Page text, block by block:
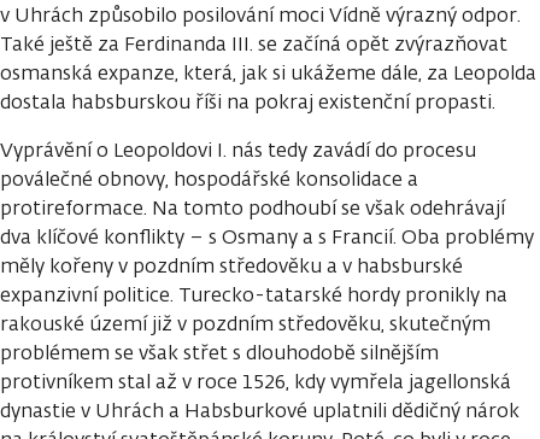
v Uhrách způsobilo posilování moci Vídně výrazný odpor.
Také ještě za Ferdinanda III. se začíná opět zvýrazňovat
osmanská expanze, která, jak si ukážeme dále, za Leopolda
dostala habsburskou říši na pokraj existenční propasti.
Vyprávění o Leopoldovi I. nás tedy zavádí do procesu
poválečné obnovy, hospodářské konsolidace a
protireformace. Na tomto podhoubí se však odehrávají
dva klíčové konflikty – s Osmany a s Francií. Oba problémy
měly kořeny v pozdním středověku a v habsburské
expanzivní politice. Turecko-tatarské hordy pronikly na
rakouské území již v pozdním středověku, skutečným
problémem se však střet s dlouhodobě silnějším
protivníkem stal až v roce 1526, kdy vymřela jagellonská
dynastie v Uhrách a Habsburkové uplatnili dědičný nárok